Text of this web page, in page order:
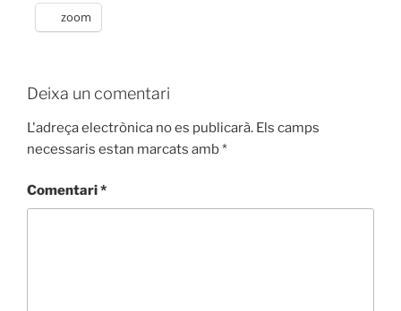
zoom
Deixa un comentari
L'adreça electrònica no es publicarà. Els camps
necessaris estan marcats amb*
Comentari*